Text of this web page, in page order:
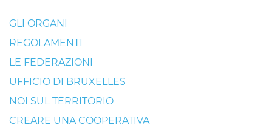
GLI ORGANI
REGOLAMENTI
LE FEDERAZIONI
UFFICIO DI BRUXELLES
NOI SUL TERRITORIO
CREARE UNA COOPERATIVA